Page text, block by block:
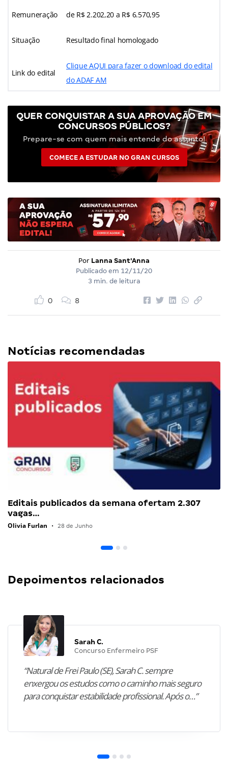
Remuneração de R$ 2.202,20 a R$ 6.570,95
Situação Resultado final homologado
Link do edital
Clique AQUI para fazer o download do edital
do ADAF AM
QUER CONQUISTAR A SUA APROVAÇÃO EM
CONCURSOS PÚBLICOS?
Prepare-se com quem mais entende do assunto!
COMECE A ESTUDAR NO GRAN CURSOS
Por Lanna Sant'Anna
Publicado em 12/11/20
3 min. de leitura
0 8
Notícias recomendadas
Editais publicados da semana ofertam 2.307
vagas…
Olivia Furlan • 28 de Junho
Depoimentos relacionados
Sarah C.
Concurso Enfermeiro PSF
“Natural de Frei Paulo (SE), Sarah C. sempre
enxergou os estudos como o caminho mais seguro
para conquistar estabilidade profissional. Após o…”